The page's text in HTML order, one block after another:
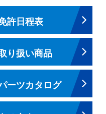
許日程表
り扱い商品
ーツカタログ